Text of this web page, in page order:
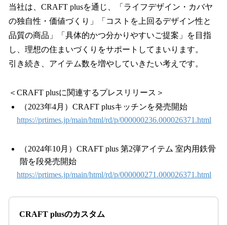
当社は、CRAFT plusを通じ、「ライフデザイン・カバヤ
の独自性・価値づくり」「コストを上回るデザイン性と
品質の商品」「具体的かつ分かりやすいご提案」を目指
し、理想の住まいづくりをサポートしてまいります。
引き続き、アイテム数を増やしていきたい考えです。
＜CRAFT plusに関連するプレスリリース＞
（2023年4月）CRAFT plusキッチンを発売開始
https://prtimes.jp/main/html/rd/p/000000236.000026371.html
（2024年10月）CRAFT plus 第2弾アイテム 室内用鉄骨
階を段発売開始
https://prtimes.jp/main/html/rd/p/000000271.000026371.html
CRAFT plusのカスタム